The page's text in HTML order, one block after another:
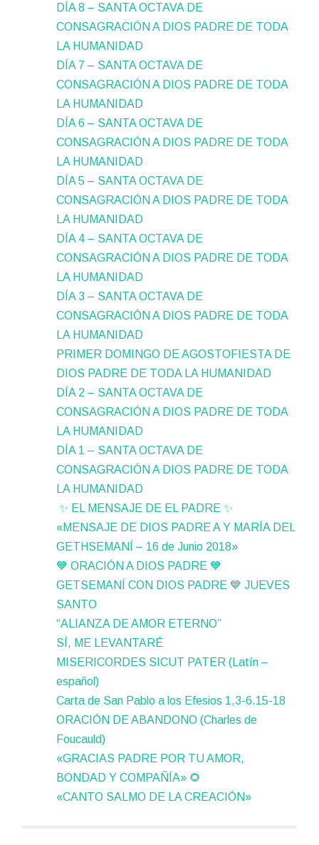
DÍA 8 – SANTA OCTAVA DE
CONSAGRACIÓN A DIOS PADRE DE TODA
LA HUMANIDAD
DÍA 7 – SANTA OCTAVA DE
CONSAGRACIÓN A DIOS PADRE DE TODA
LA HUMANIDAD
DÍA 6 – SANTA OCTAVA DE
CONSAGRACIÓN A DIOS PADRE DE TODA
LA HUMANIDAD
DÍA 5 – SANTA OCTAVA DE
CONSAGRACIÓN A DIOS PADRE DE TODA
LA HUMANIDAD
DÍA 4 – SANTA OCTAVA DE
CONSAGRACIÓN A DIOS PADRE DE TODA
LA HUMANIDAD
DÍA 3 – SANTA OCTAVA DE
CONSAGRACIÓN A DIOS PADRE DE TODA
LA HUMANIDAD
PRIMER DOMINGO DE AGOSTOFIESTA DE
DIOS PADRE DE TODA LA HUMANIDAD
DÍA 2 – SANTA OCTAVA DE
CONSAGRACIÓN A DIOS PADRE DE TODA
LA HUMANIDAD
DÍA 1 – SANTA OCTAVA DE
CONSAGRACIÓN A DIOS PADRE DE TODA
LA HUMANIDAD
✨ EL MENSAJE DE EL PADRE ✨
«MENSAJE DE DIOS PADRE A Y MARÍA DEL
GETHSEMANÍ – 16 de Junio 2018»
💙 ORACIÓN A DIOS PADRE 💙
GETSEMANÍ CON DIOS PADRE 💙 JUEVES
SANTO
“ALIANZA DE AMOR ETERNO”
SÍ, ME LEVANTARÉ
MISERICORDES SICUT PATER (Latín –
español)
Carta de San Pablo a los Efesios 1,3-6.15-18
ORACIÓN DE ABANDONO (Charles de
Foucauld)
«GRACIAS PADRE POR TU AMOR,
BONDAD Y COMPAÑÍA» 🌻
«CANTO SALMO DE LA CREACIÓN»